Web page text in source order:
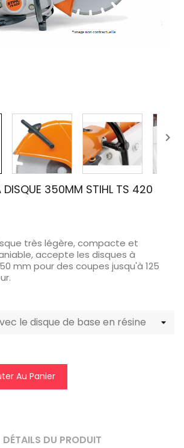

DISQUE 350MM STIHL TS 420
très légère, compacte et
accepte les disques à
mm pour des coupes jusqu'à 125
Au Panier
DÉTAILS DU PRODUIT